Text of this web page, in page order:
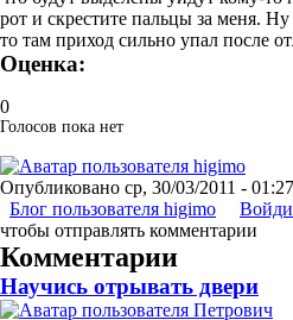
рот и скрестите пальцы за меня.
то там приход сильно упал после
Оценка:
0
Голосов пока нет
Опубликовано ср, 30/03/2011 - 01:27
Блог пользователя higimo
чтобы отправлять комментарии
Комментарии
Научись отрывать двери